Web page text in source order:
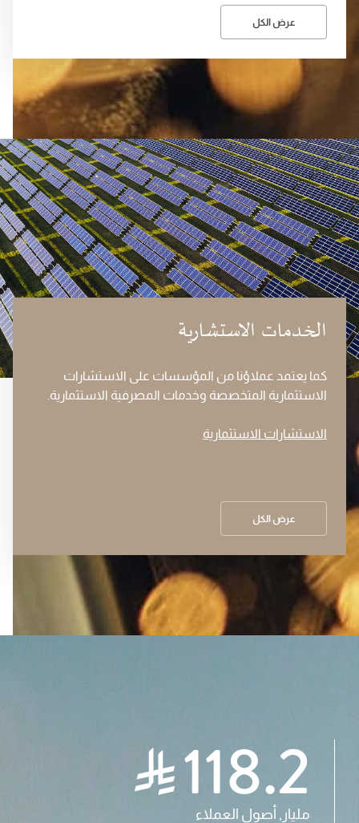
عرض الكل
الخدمات الاستشارية
كما يعتمد عملاؤنا من المؤسسات على الاستشارات
الاستثمارية المتخصصة وخدمات المصرفية الاستثمارية.
الاستشارات الاستثمارية
عرض الكل
118.2
مليار, أصول العملاء